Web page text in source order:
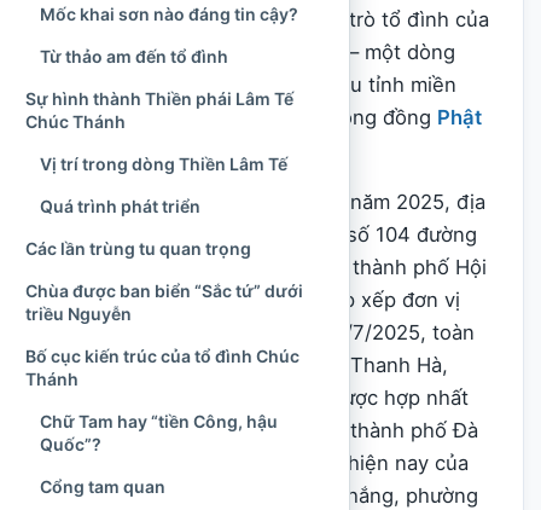
thống kiến trúc cổ, mà còn ở vai trò tổ đình của
dòng Thiền Lâm Tế Chúc Thánh – một dòng
truyền thừa đã phát triển tại nhiều tỉnh miền
Trung, miền Nam và trong các cộng đồng Phật
Trong các tài liệu xuất bản trước năm 2025, địa
chỉ của chùa thường được ghi là số 104 đường
Tôn Đức Thắng, phường Tân An, thành phố Hội
An, tỉnh Quảng Nam. Sau đợt sắp xếp đơn vị
hành chính có hiệu lực từ ngày 1/7/2025, toàn
bộ phường Tân An cùng phường Thanh Hà,
phường Cẩm An và xã Cẩm Hà được hợp nhất
thành phường Hội An Tây, thuộc thành phố Đà
Nẵng. Vì vậy, địa chỉ hành chính hiện nay của
chùa là số 104 đường Tôn Đức Thắng, phường
Mốc khai sơn nào đáng tin cậy?
Từ thảo am đến tổ đình
Sự hình thành Thiền phái Lâm Tế
Chúc Thánh
Vị trí trong dòng Thiền Lâm Tế
Quá trình phát triển
Các lần trùng tu quan trọng
Chùa được ban biển “Sắc tứ” dưới
triều Nguyễn
Bố cục kiến trúc của tổ đình Chúc
Thánh
Chữ Tam hay “tiền Công, hậu
Quốc”?
Cổng tam quan